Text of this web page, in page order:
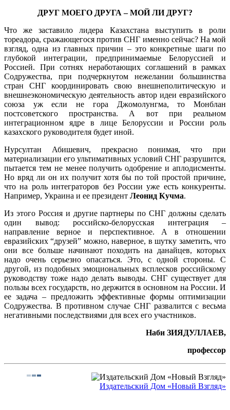
ДРУГ МОЕГО ДРУГА – МОЙ ЛИ ДРУГ?
Что же заставило лидера Казахстана выступить в роли
тореадора, сражающегося против СНГ именно сейчас? На мой
взгляд, одна из главных причин – это конкретные шаги по
глубокой интеграции, предпринимаемые Белоруссией и
Россией. При сотнях неработающих соглашений в рамках
Содружества, при подчеркнутом нежелании большинства
стран СНГ координировать свою внешнеполитическую и
внешнеэкономическую деятельность автор идеи евразийского
союза уж если не гора Джомолунгма, то Монблан
постсоветского пространства. А вот при реальном
интеграционном ядре в лице Белоруссии и России роль
казахского руководителя будет иной.
Нурсултан Абишевич, прекрасно понимая, что при
материализации его ультимативных условий СНГ разрушится,
пытается тем не менее получить одобрение и аплодисменты.
Но вряд ли он их получит хотя бы по той простой причине,
что на роль интеграторов без России уже есть конкуренты.
Например, Украина и ее президент Леонид Кучма.
Из этого Россия и другие партнеры по СНГ должны сделать
один вывод: российско-белорусская интеграция –
направление верное и перспективное. А в отношении
евразийских “друзей” можно, наверное, в шутку заметить, что
они все больше начинают походить на данайцев, которых
надо очень серьезно опасаться. Это, с одной стороны. С
другой, из подобных эмоциональных всплесков российскому
руководству тоже надо делать выводы. СНГ существует для
пользы всех государств, но держится в основном на России. И
ее задача – предложить эффективные формы оптимизации
Содружества. В противном случае СНГ развалится с весьма
негативными последствиями для всех его участников.
Наби ЗИЯДУЛЛАЕВ,
профессор
Издательский Дом «Новый Взгляд»